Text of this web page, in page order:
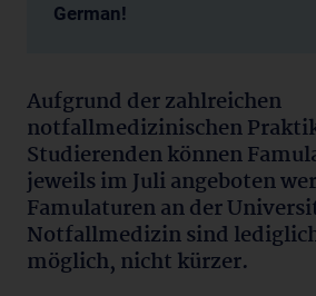
German!
Aufgrund der zahlreichen
notfallmedizinischen
Studierenden können
jeweils im Juli angeboten
Famulaturen an der
Notfallmedizin sind
möglich, nicht kürzer.